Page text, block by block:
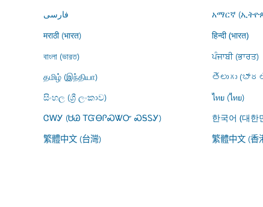
فارسى
አማርኛ
मराठी (भारत)
हिन्दी (भारत)
বাংলা (ভারত)
ਪੰਜਾਬੀ (ਭਾਰਤ)
தமிழ் (இந்தியா)
తెలుగు
සිංහල (ශ්‍රී ලංකාව)
ไทย (ไทย)
ᏣᎳᎩ (ᏌᏊ ᎢᏳᎾᎵᏍᏔᏅ ᏍᎦᏚᎩ)
한국어 (대한
繁體中文 (台灣) 繁體中文 (香